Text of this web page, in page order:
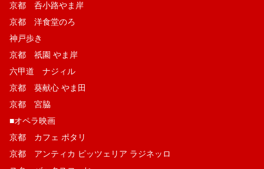
京都 呑小路やま岸
京都 洋食堂のろ
神戸歩き
京都 祇園 やま岸
六甲道 ナジィル
京都 葵献心 やま田
京都 宮脇
■オペラ映画
京都 カフェ ポタリ
京都 アンティカ ピッツェリア ラジネッロ